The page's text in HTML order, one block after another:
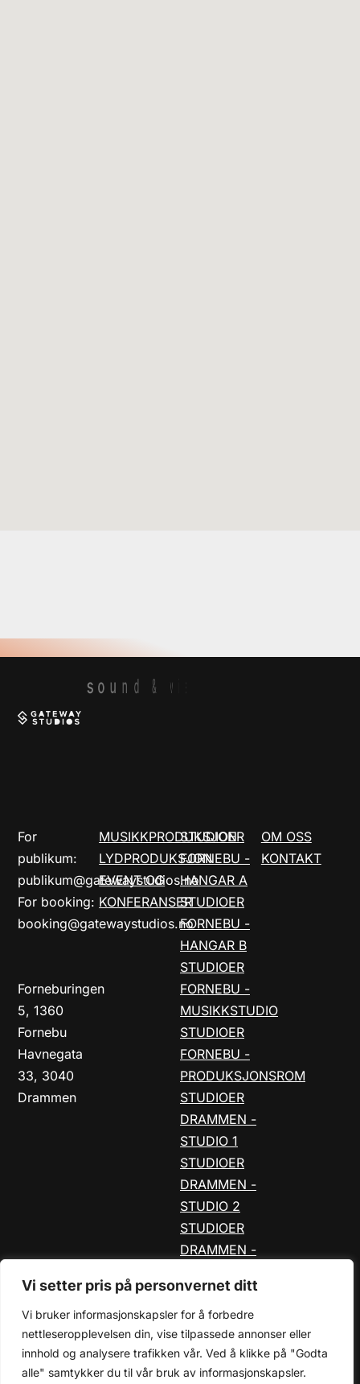
Vi setter pris på personvernet ditt
Vi bruker informasjonskapsler for å forbedre
nettleseropplevelsen din, vise tilpassede annonser eller
innhold og analysere trafikken vår. Ved å klikke på "Godta
alle" samtykker du til vår bruk av informasjonskapsler.
s o u n d & v
For
publikum:
publikum@gatewaystudios.no
For booking:
booking@gatewaystudios.no
Forneburingen
5, 1360
Fornebu
Havnegata
33, 3040
Drammen
MUSIKKPRODUKSJON
LYDPRODUKSJON
EVENT OG
KONFERANSER
STUDIOER
FORNEBU -
HANGAR A
STUDIOER
FORNEBU -
HANGAR B
STUDIOER
FORNEBU -
MUSIKKSTUDIO
STUDIOER
FORNEBU -
PRODUKSJONSROM
STUDIOER
DRAMMEN -
STUDIO 1
STUDIOER
DRAMMEN -
STUDIO 2
STUDIOER
DRAMMEN -
OM OSS
KONTAKT
© 2026 Gateway Studios™ | Personvernerklæring